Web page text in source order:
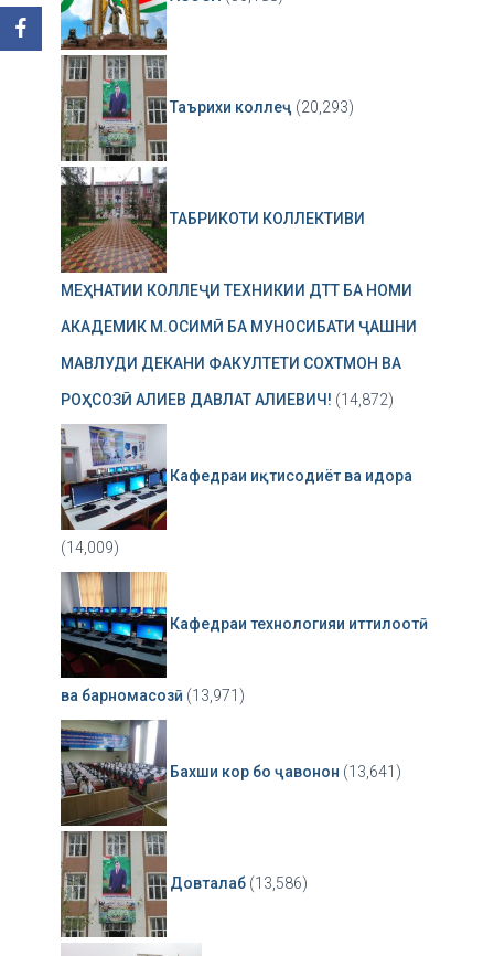
Таърихи коллеҷ (20,293)
ТАБРИКОТИ КОЛЛЕКТИВИ
МЕҲНАТИИ КОЛЛЕҶИ ТЕХНИКИИ ДТТ БА НОМИ
АКАДЕМИК М.ОСИМӢ БА МУНОСИБАТИ ҶАШНИ
МАВЛУДИ ДЕКАНИ ФАКУЛТЕТИ СОХТМОН ВА
РОҲСОЗӢ АЛИЕВ ДАВЛАТ АЛИЕВИЧ! (14,872)
Кафедраи иқтисодиёт ва идора
(14,009)
Кафедраи технологияи иттилоотӣ
ва барномасозӣ (13,971)
Бахши кор бо ҷавонон (13,641)
Довталаб (13,586)